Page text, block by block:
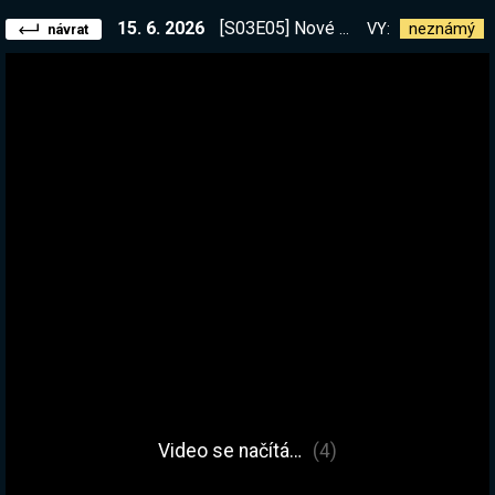
návrat 15. 6. 2026 [S03E05] Nové video na YT, mrkni :) Předěláváme základnu mým bronzovým vybavením. VY: neznámý
Video se načítá… (4)